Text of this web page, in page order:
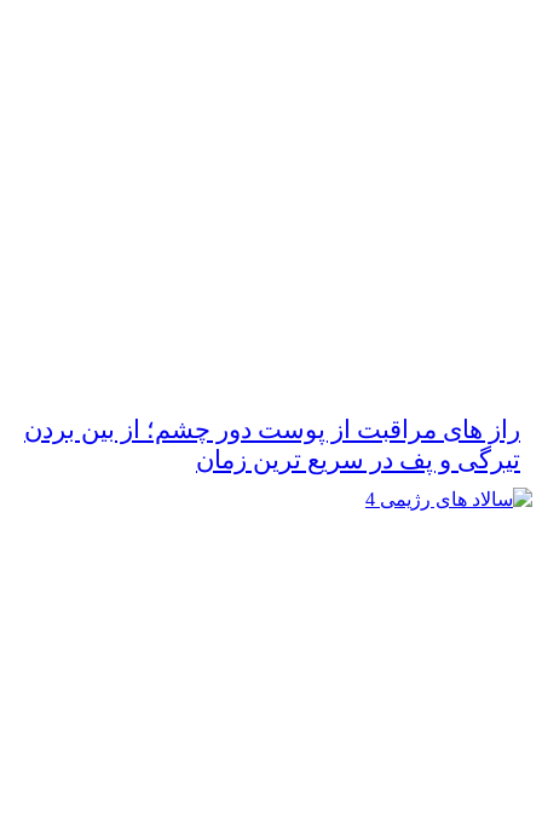
راز های مراقبت از پوست دور چشم؛ از بین بردن
تیرگی و پف در سریع‌ ترین زمان